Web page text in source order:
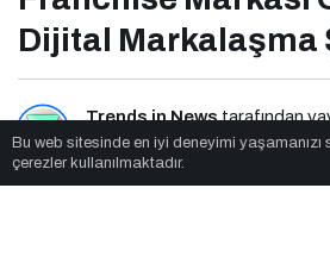
Dijital Markalaşma
Trends in Newstarafından
2dk, 58sn
Bu web sitesinde en iyi deneyimi yaşamanızı
çerezler kullanılmaktadır.